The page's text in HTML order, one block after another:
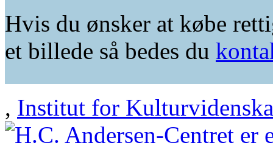
Hvis du ønsker at købe
et billede så bedes du
, Institut for